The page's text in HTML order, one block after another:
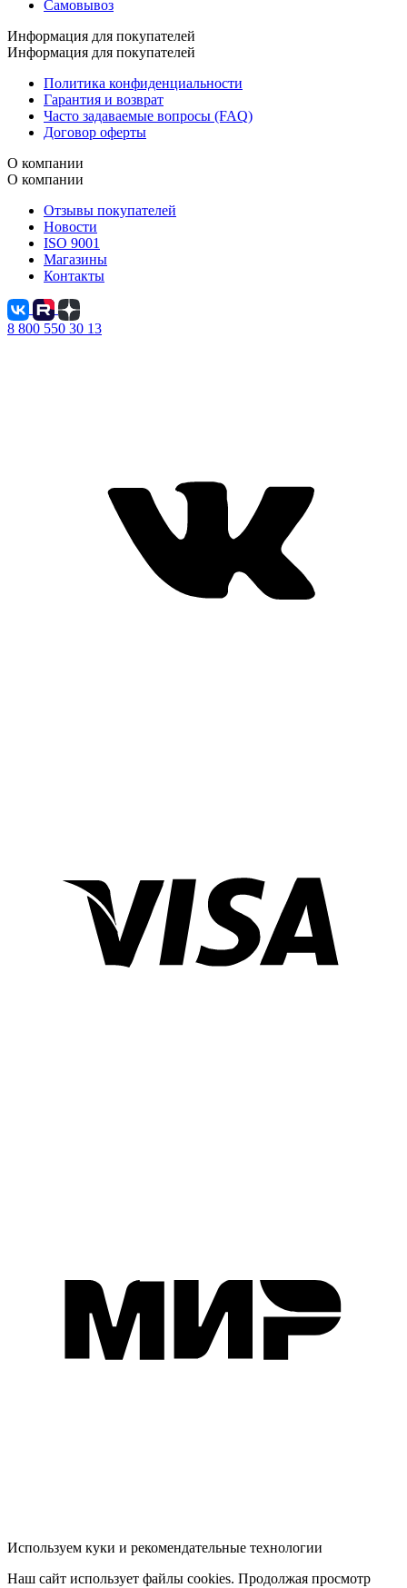
Самовывоз
Информация для покупателей
Информация для покупателей
Политика конфиденциальности
Гарантия и возврат
Часто задаваемые вопросы (FAQ)
Договор оферты
О компании
О компании
Отзывы покупателей
Новости
ISO 9001
Магазины
Контакты
8 800 550 30 13
Используем куки и рекомендательные технологии
Наш сайт использует файлы cookies. Продолжая просмотр